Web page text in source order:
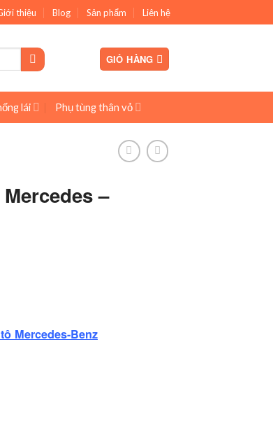
thiệu Blog Sản phẩm Liên hệ
GIỎ HÀNG
lái Phụ tùng thân vỏ
–
Mercedes-Benz